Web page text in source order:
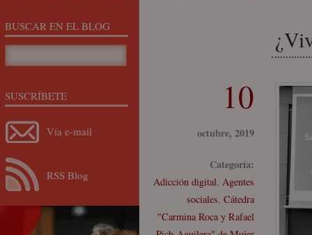
10
octubre, 2019
Categoría:
Adicción digital, Agentes
sociales, Cátedra
"Carmina Roca y Rafael
BUSCAR EN EL BLOG
SUSCRÍBETE
Vía e-mail
RSS Blog